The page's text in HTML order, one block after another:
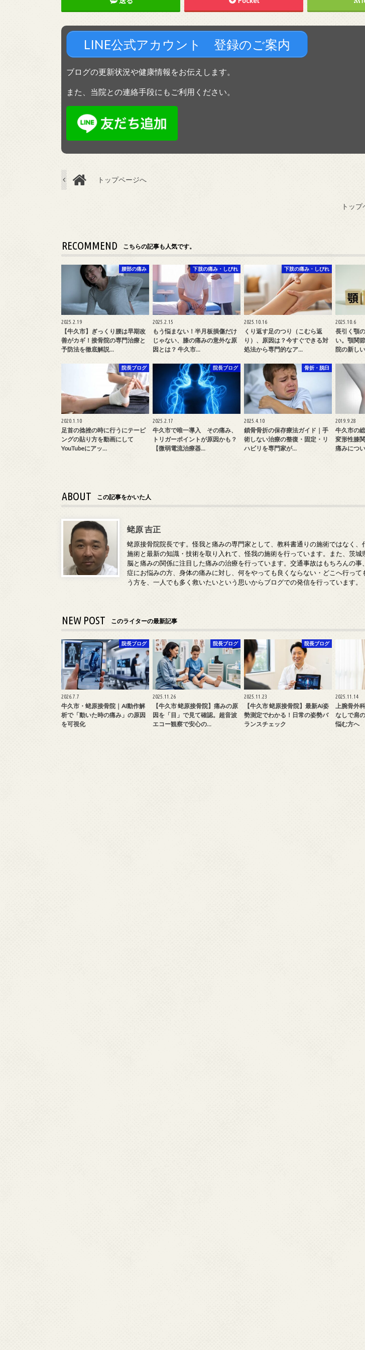
LINE公式アカウント 登録のご案内
ブログの更新状況や健康情報をお伝えします。
また、当院との連絡手段にもご利用ください。
トップページへ
トッ
RECOMMEND こちらの記事も人気です。
腰部の痛み
2025.2.19
【牛久市】ぎっくり腰は早期改
善がカギ！接骨院の専門治療と
予防法を徹底解説…
下肢の痛み・しびれ
2025.2.15
もう悩まない！半月板損傷だけ
じゃない、膝の痛みの意外な原
因とは？ 牛久市…
下肢の痛み・しびれ
2025.10.16
くり返す足のつり（こむら返
り）、原因は？今すぐできる対
処法から専門的なア…
2025.10.6
長引く顎
い。顎関
院の新し
院長ブログ
2020.1.10
足首の捻挫の時に行うにテーピ
ングの貼り方を動画にして
YouTubeにアッ…
院長ブログ
2025.2.17
牛久市で唯一導入 その痛み、
トリガーポイントが原因かも？
【微弱電流治療器…
骨折・脱臼
2025.4.10
鎖骨骨折の保存療法ガイド｜手
術しない治療の整復・固定・リ
ハビリを専門家が…
2019.9.28
牛久市の
変形性膝
痛みにつ
ABOUT この記事をかいた人
蛯原 吉正
蛯原接骨院院長です。怪我と痛みの専門家として、教科書通りの施術ではなく、
施術と最新の知識・技術を取り入れて、怪我の施術を行っています。また、茨城
脳と痛みの関係に注目した痛みの治療を行っています。交通事故はもちろんの事
症にお悩みの方、身体の痛みに対し、何をやっても良くならない・どこへ行って
う方を、一人でも多く救いたいという思いからブログでの発信を行っています。
NEW POST このライターの最新記事
院長ブログ
2026.7.7
牛久市・蛯原接骨院｜AI動作解
析で「動いた時の痛み」の原因
を可視化
院長ブログ
2025.11.26
【牛久市 蛯原接骨院】痛みの原
因を「目」で見て確認。超音波
エコー観察で安心の…
院長ブログ
2025.11.23
【牛久市 蛯原接骨院】最新AI姿
勢測定でわかる！日常の姿勢バ
ランスチェック
2025.11.14
上腕骨外
なしで肩
悩む方へ